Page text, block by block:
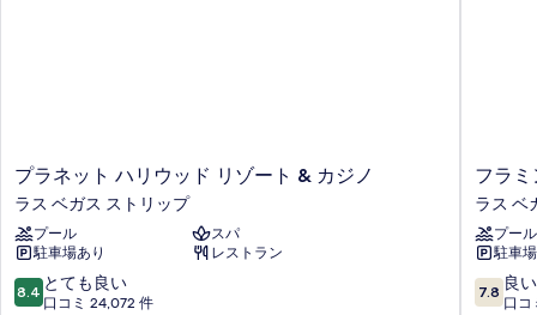
プ
ラ
ネ
ッ
ト
ハ
リ
プラネット ハリウッド リゾート & カジノ
ラス ベガス ストリップ
プール
スパ
駐車場あり
レストラン
10
段
8.4 とても良い
口コミ 24,072 件
フ
ラ
ミ
ン
ゴ
ラ
ス
フラ
ラス ベ
プール
駐車
10
段
7.8 良い
口コ